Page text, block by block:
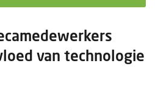
van technologie